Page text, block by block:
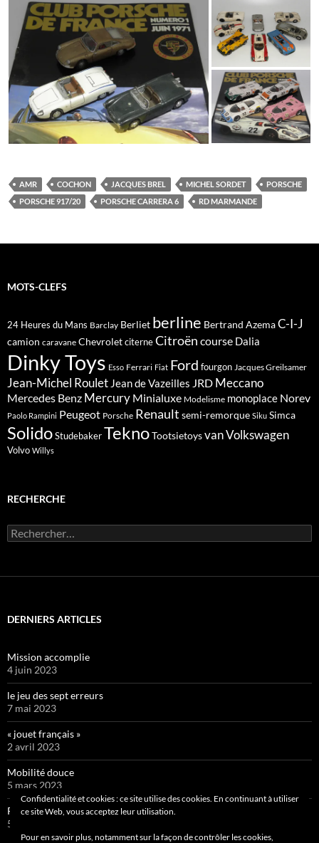
AMR COCHON JACQUES BREL MICHEL SORDET
PORSCHE
PORSCHE 917/20
PORSCHE CARRERA 6 RD MARMANDE
MOTS-CLEFS
24 Heures du Mans Barclay Berliet berline Bertrand AzemaC-I-J
camion caravane ChevroletciterneCitroën course Dalia
Dinky Toys Esso Ferrari Fiat Ford fourgon Jacques Greilsamer
Jean-Michel Roulet Jean de Vazeilles JRD Meccano
Mercedes Benz Mercury Minialuxe Modelisme monoplace Norev
Paolo Rampini Peugeot Porsche Renault semi-remorque Siku Simca
SolidoStudebakerTeknoTootsietoysvanVolkswagen
Volvo Willys
RECHERCHE
Rechercher :
DERNIERS ARTICLES
Mission accomplie
4 juin 2023
le jeu des sept erreurs
7 mai 2023
« jouet français »
2 avril 2023
Mobilité douce
5 mars 2023
Pipelette 9
5 février 2023
Confidentialité et cookies : ce site utilise des cookies. En continuant à utiliser
ce site Web, vous acceptez leur utilisation.
Pour en savoir plus, notamment sur la façon de contrôler les cookies,